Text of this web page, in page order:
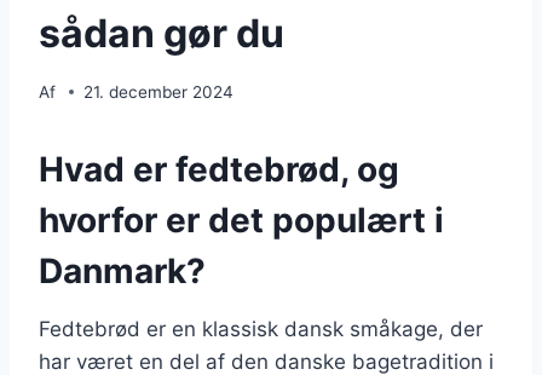
sådan gør du
Af 21. december 2024
Hvad er fedtebrød, og
hvorfor er det populært i
Danmark?
Fedtebrød er en klassisk dansk småkage, der
har været en del af den danske bagetradition i